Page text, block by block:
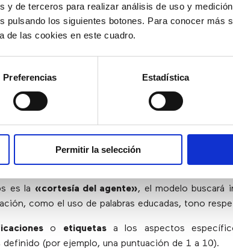
y de terceros para realizar análisis de uso y
pulsando los siguientes botones. Para conocer más
de las cookies en este cuadro.
Preferencias Estadística
Permitir la selección
DEL AUDIO
Y RESUMEN DE LA
para evaluar los aspectos que hemos
es la «cortesía del agente», el modelo buscará
como el uso de palabras educadas, tono
o etiquetasa los aspectos
definido (por ejemplo, una puntuación de 1 a 10).